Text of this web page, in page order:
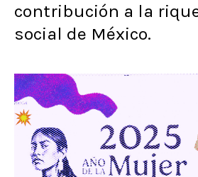
contribución a la
social de México.